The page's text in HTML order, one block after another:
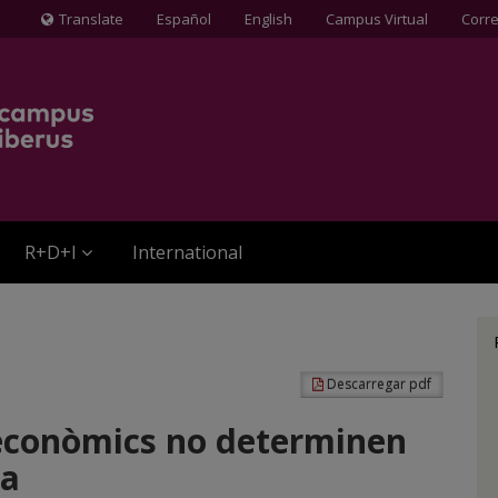
Icona
Translate Español English Campus Virtual
R+D+I International
Descarregar pdf
no determinen